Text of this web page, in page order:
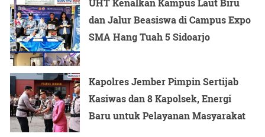
UHT Kenalkan Kampus Laut Biru
dan Jalur Beasiswa di Campus Expo
SMA Hang Tuah 5 Sidoarjo
Kapolres Jember Pimpin Sertijab
Kasiwas dan 8 Kapolsek, Energi
Baru untuk Pelayanan Masyarakat